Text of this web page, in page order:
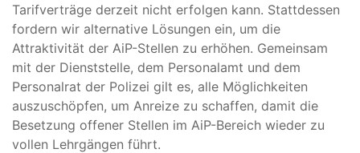
Tarifverträge derzeit nicht erfolgen kann. Stattdessen
fordern wir alternative Lösungen ein, um die
Attraktivität der AiP-Stellen zu erhöhen. Gemeinsam
mit der Dienststelle, dem Personalamt und dem
Personalrat der Polizei gilt es, alle Möglichkeiten
auszuschöpfen, um Anreize zu schaffen, damit die
Besetzung offener Stellen im AiP-Bereich wieder zu
vollen Lehrgängen führt.